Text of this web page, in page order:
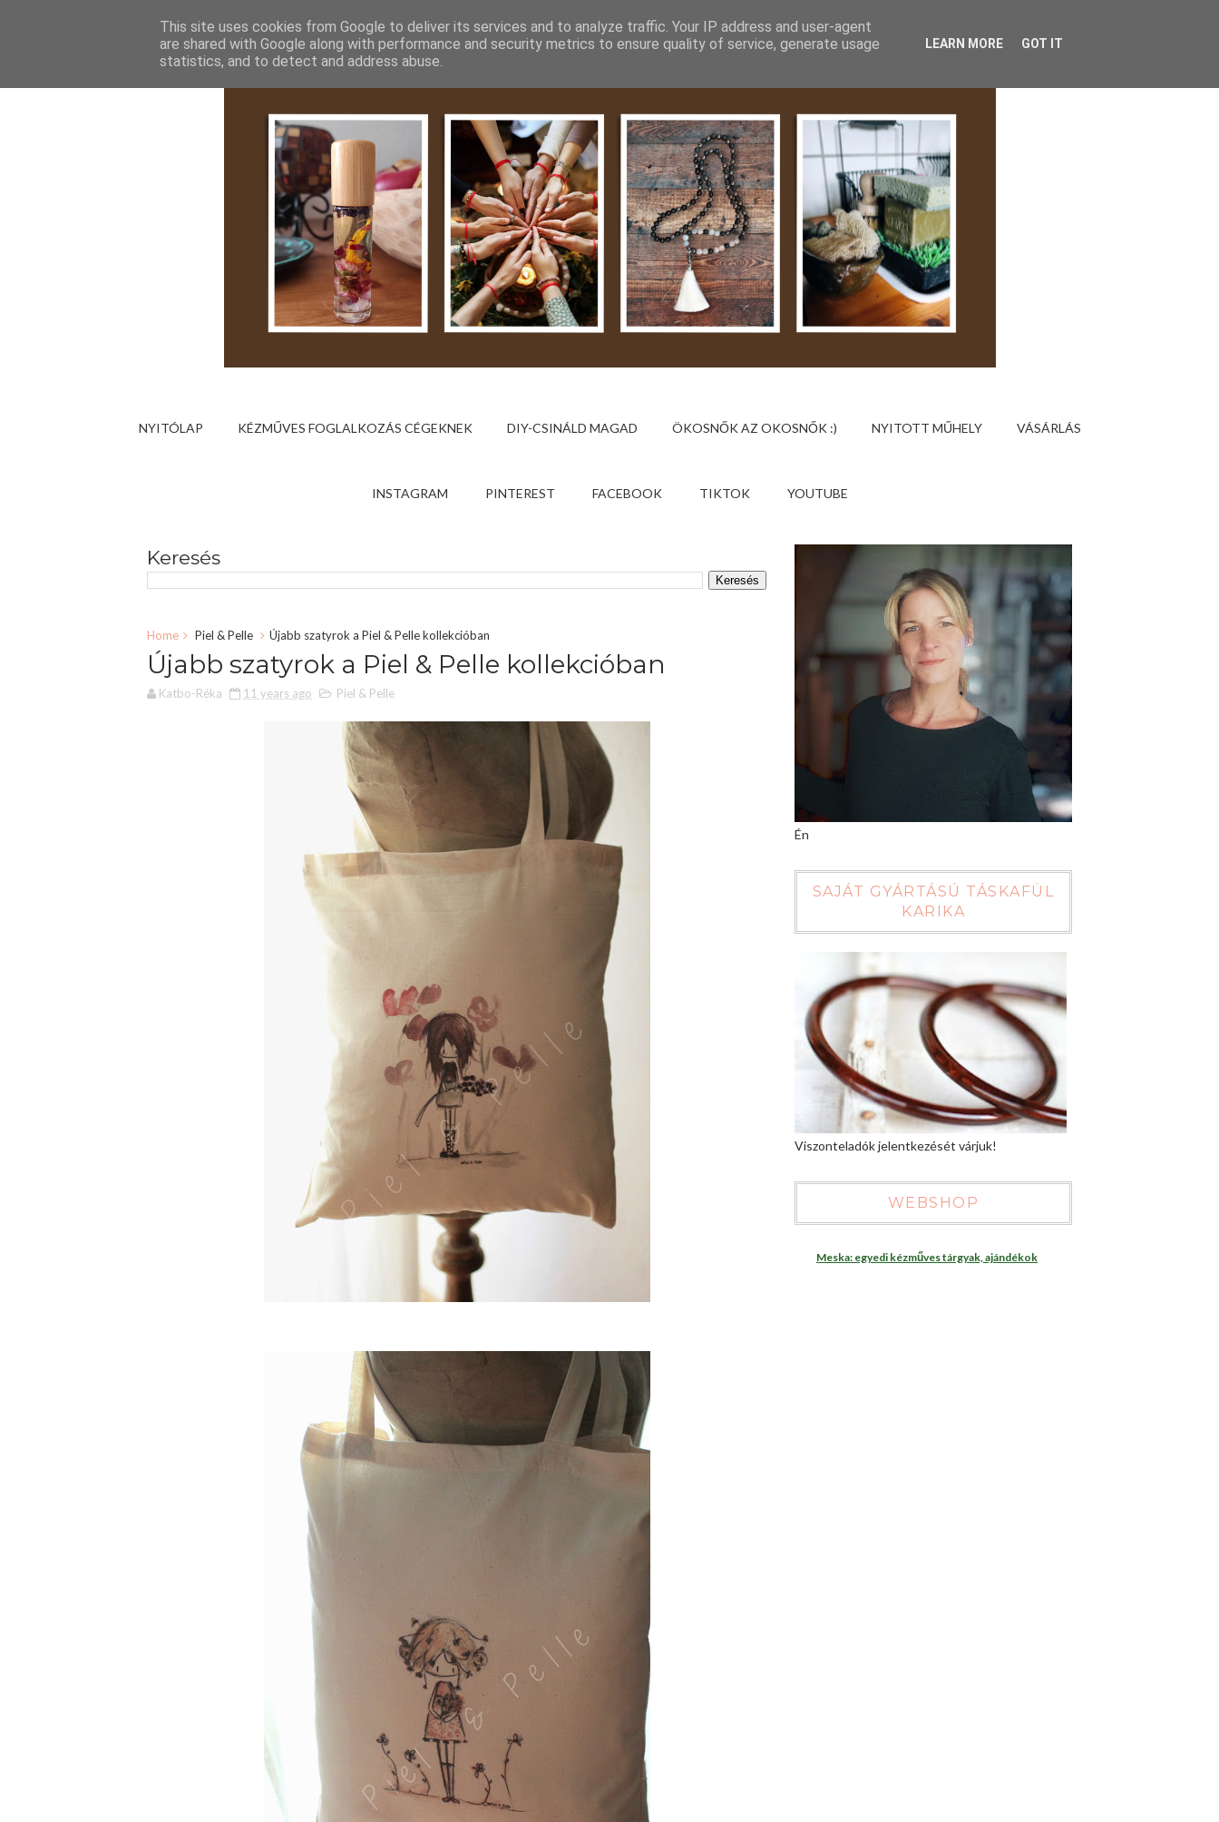
NYITÓLAP KÉZMŰVES FOGLALKOZÁS CÉGEKNEK DIY-CSINÁLD MAGAD ÖKOSNŐK AZ OKOSNŐK :) NYITOTT MŰHELY VÁSÁRLÁS
INSTAGRAM PINTEREST FACEBOOK TIKTOK YOUTUBE
Keresés
Home Piel & Pelle Újabb szatyrok a Piel & Pelle kollekcióban
Újabb szatyrok a Piel & Pelle kollekcióban
Katbo-Réka 11 years ago Piel & Pelle
Én
SAJÁT GYÁRTÁSÚ TÁSKAFÜL
KARIKA
Viszonteladók jelentkezését várjuk!
WEBSHOP
Meska: egyedi kézműves tárgyak, ajándékok
This site uses cookies from Google to deliver its services and to analyze traffic. Your IP address and user-agent
are shared with Google along with performance and security metrics to ensure quality of service, generate usage
statistics, and to detect and address abuse.
LEARN MORE GOT IT